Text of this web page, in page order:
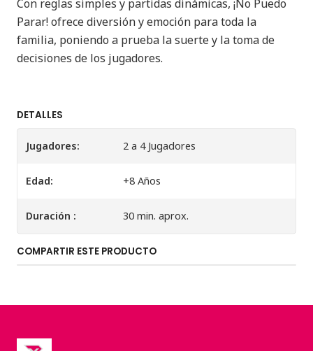
Con reglas simples y partidas dinámicas, ¡No Puedo
Parar! ofrece diversión y emoción para toda la
familia, poniendo a prueba la suerte y la toma de
decisiones de los jugadores.
DETALLES
Jugadores: 2 a 4 Jugadores
Edad: +8 Años
Duración : 30 min. aprox.
COMPARTIR ESTE PRODUCTO